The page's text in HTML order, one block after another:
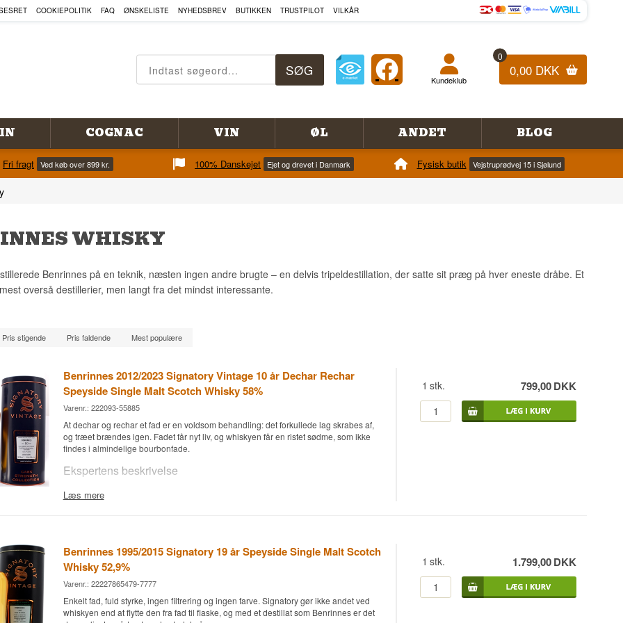
COOKIEPOLITIK FAQ ØNSKELISTE NYHEDSBREV BUTIKKEN TRUSTPILOT VILKÅR
0
0,00 DKK
Kundeklub
COGNAC VIN ØL ANDET BLOG
Fri fragt Ved køb over 899 kr. 100% Danskejet Ejet og drevet i Danmark Fysisk butik Vejstruprødvej 15 i Sjølund
WHISKY
Benrinnes på en teknik, næsten ingen andre brugte – en delvis tripeldestillation, der satte sit præg på hver eneste dråbe. Et
overså destillerier, men langt fra det mindst interessante.
Pris stigende Pris faldende Mest populære
Benrinnes 2012/2023 Signatory Vintage 10 år Dechar Rechar
Speyside Single Malt Scotch Whisky 58%
Varenr.: 222093-55885
At dechar og rechar et fad er en voldsom behandling: det forkullede lag skrabes af,
og træet brændes igen. Fadet får nyt liv, og whiskyen får en ristet sødme, som ikke
findes i almindelige bourbonfade.
Ekspertens beskrivelse
Benrinnes 2012/2023 Signatory Vintage 10 år Dechar Rechar er en Speyside Single
270 flasker. Whiskyen er hverken koldfiltreret eller farvet.
Behandlingen fjerner det udbrændte lag inde i fadet og blotlægger frisk træ, som
derefter brændes på ny. Det giver en langt mere aktiv overflade end et almindeligt
eg ud af egetræet.
Læs mere
1 stk. 799,00DKK
Benrinnes 1995/2015 Signatory 19 år Speyside Single Malt Scotch
Whisky 52,9%
Varenr.: 22227865479-7777
Enkelt fad, fuld styrke, ingen filtrering og ingen farve. Signatory gør ikke andet ved
whiskyen end at flytte den fra fad til flaske, og med et destillat som Benrinnes er det
1 stk. 1.799,00DKK